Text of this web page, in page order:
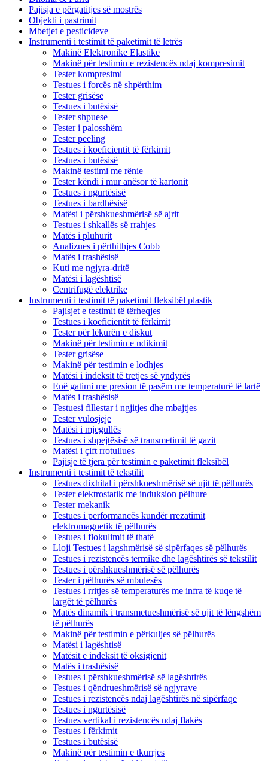
Pajisja e përgatitjes së mostrës
Objekti i pastrimit
Mbetjet e pesticideve
Instrumenti i testimit të paketimit të letrës
Makinë Elektronike Elastike
Makinë për testimin e rezistencës ndaj kompresimit
Tester kompresimi
Testues i forcës në shpërthim
Tester grisëse
Testues i butësisë
Tester shpuese
Tester i palosshëm
Tester peeling
Testues i koeficientit të fërkimit
Testues i butësisë
Makinë testimi me rënie
Tester këndi i mur anësor të kartonit
Testues i ngurtësisë
Testues i bardhësisë
Matësi i përshkueshmërisë së ajrit
Testues i shkallës së rrahjes
Matës i pluhurit
Analizues i përthithjes Cobb
Matës i trashësisë
Kuti me ngjyra-dritë
Matësi i lagështisë
Centrifugë elektrike
Instrumenti i testimit të paketimit fleksibël plastik
Pajisjet e testimit të tërheqjes
Testues i koeficientit të fërkimit
Tester për lëkurën e diskut
Makinë për testimin e ndikimit
Tester grisëse
Makinë për testimin e lodhjes
Matësi i indeksit të tretjes së yndyrës
Enë gatimi me presion të pasëm me temperaturë të lartë
Matës i trashësisë
Testuesi fillestar i ngjitjes dhe mbajtjes
Tester vulosjeje
Matësi i mjegullës
Testues i shpejtësisë së transmetimit të gazit
Matësi i çift rrotullues
Pajisje të tjera për testimin e paketimit fleksibël
Instrumenti i testimit të tekstilit
Testues dixhital i përshkueshmërisë së ujit të pëlhurës
Tester elektrostatik me induksion pëlhure
Tester mekanik
Testues i performancës kundër rrezatimit
elektromagnetik të pëlhurës
Testues i flokulimit të thatë
Lloji Testues i lagshmërisë së sipërfaqes së pëlhurës
Testues i rezistencës termike dhe lagështirës së tekstilit
Testues i përshkueshmërisë së pëlhurës
Tester i pëlhurës së mbulesës
Testues i rritjes së temperaturës me infra të kuqe të
largët të pëlhurës
Matës dinamik i transmetueshmërisë së ujit të lëngshëm
të pëlhurës
Makinë për testimin e përkuljes së pëlhurës
Matësi i lagështisë
Matësit e indeksit të oksigjenit
Matës i trashësisë
Testues i përshkueshmërisë së lagështirës
Testues i qëndrueshmërisë së ngjyrave
Testues i rezistencës ndaj lagështirës në sipërfaqe
Testues i ngurtësisë
Testues vertikal i rezistencës ndaj flakës
Testues i fërkimit
Testues i butësisë
Makinë për testimin e tkurrjes